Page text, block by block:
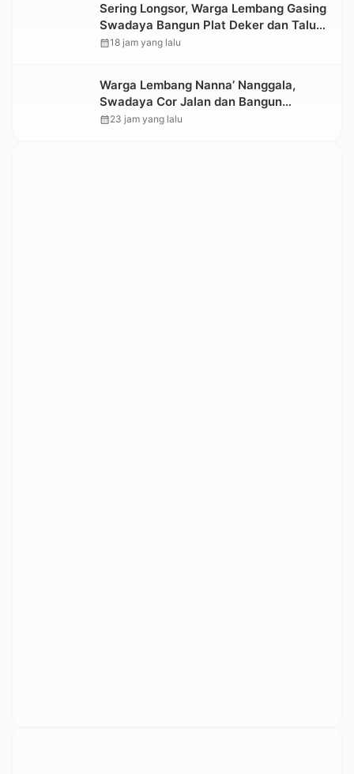
Sering Longsor, Warga Lembang Gasing
Swadaya Bangun Plat Deker dan Talut
Jalan Penghubung Antar Lembang
calendar_month18 jam yang lalu
Warga Lembang Nanna’ Nanggala,
Swadaya Cor Jalan dan Bangun
Jembatan
calendar_month23 jam yang lalu